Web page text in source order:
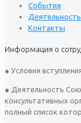
События
Деятельность
Контакты
Информация о
● Условия
● Деятельность
консультативных
полный список